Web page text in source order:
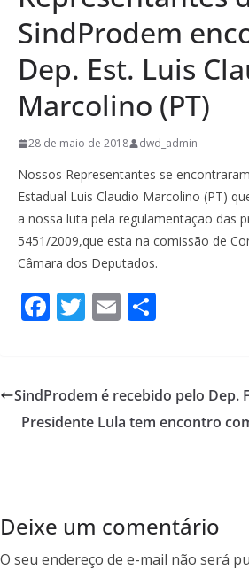
SindProdem
Dep. Est. Luis
Marcolino (PT)
28 de maio de 2018 dwd_admin
Nossos Representantes se
Estadual Luis Claudio Marcolino (PT)
a nossa luta pela regulamentação das
5451/2009,que esta na comissão de
Câmara dos Deputados.
F
b
o
T
er
E
l e
SindProdem é recebido pelo Dep.
Presidente Lula tem encontro
Deixe um comentário
O seu endereço de e-mail não será